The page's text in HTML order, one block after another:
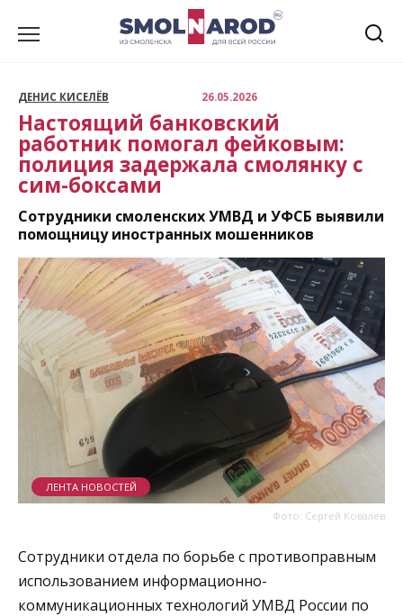
ДЕНИС КИСЕЛЁВ 26.05.2026
Настоящий банковский
работник помогал фейковым:
полиция задержала смолянку с
сим-боксами
Сотрудники смоленских УМВД и УФСБ выявили
помощницу иностранных мошенников
Фото: Сергей Ковалев
ЛЕНТА НОВОСТЕЙ
Сотрудники отдела по борьбе с противоправным
использованием информационно-
коммуникационных технологий УМВД России по